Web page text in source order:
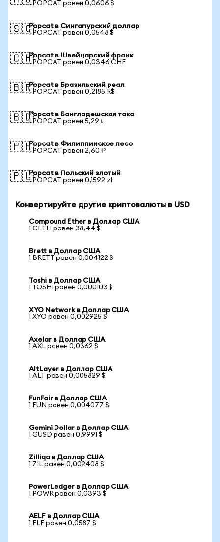
1 POPCAT равен 0,0606 $
🇸🇬Popcat в Сингапурский доллар
1 POPCAT равен 0,0548 $
🇨🇭Popcat в Швейцарский франк
1 POPCAT равен 0,0346 CHF
🇧🇷Popcat в Бразильский реал
1 POPCAT равен 0,2185 R$
🇧🇩Popcat в Бангладешская така
1 POPCAT равен 5,29 ৳
🇵🇭Popcat в Филиппинское песо
1 POPCAT равен 2,60 ₱
🇵🇱Popcat в Польский злотый
1 POPCAT равен 0,1592 zł
Конвертируйте другие криптовалюты в USD
Compound Ether в Доллар США
1 CETH равен 38,44 $
Brett в Доллар США
1 BRETT равен 0,004122 $
Toshi в Доллар США
1 TOSHI равен 0,000103 $
XYO Network в Доллар США
1 XYO равен 0,002925 $
Axelar в Доллар США
1 AXL равен 0,0362 $
AltLayer в Доллар США
1 ALT равен 0,005829 $
FunFair в Доллар США
1 FUN равен 0,004077 $
Gemini Dollar в Доллар США
1 GUSD равен 0,9991 $
Zilliqa в Доллар США
1 ZIL равен 0,002408 $
PowerLedger в Доллар США
1 POWR равен 0,0393 $
AELF в Доллар США
1 ELF равен 0,0587 $